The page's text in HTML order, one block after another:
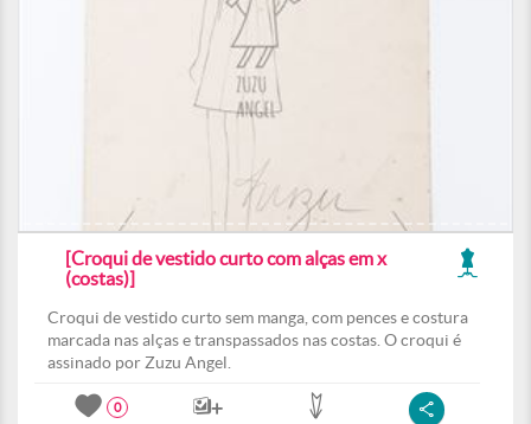
[Croqui de vestido curto com alças em x
(costas)]
Croqui de vestido curto sem manga, com pences e costura
marcada nas alças e transpassados nas costas. O croqui é
assinado por Zuzu Angel.
0